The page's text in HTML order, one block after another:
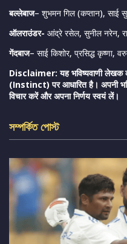
बल्लेबाज– शुभमन गिल (कप्तान), साई
ऑलराउंडर- आंद्रे रसेल, सुनील नरेन,
गेंदबाज– साई किशोर, प्रसिद्ध कृष्णा,
Disclaimer: यह भविष्यवाणी लेखक
(Instinct) पर आधारित है। अपनी
विचार करें और अपना निर्णय स्वयं लें।
সম্পর্কিত পোস্ট